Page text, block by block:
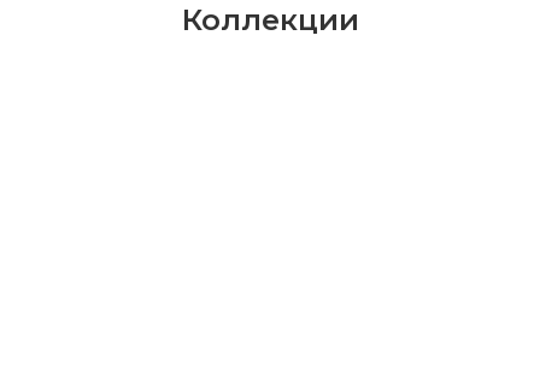
Коллекции